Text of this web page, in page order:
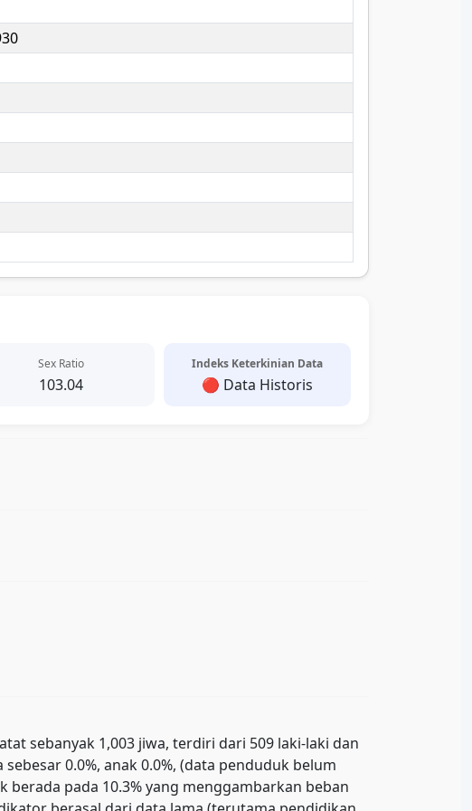
Sex Ratio
103.04
Indeks Keterkinian Data
🔴 Data Historis
sebanyak 1,003 jiwa, terdiri dari 509 laki-laki dan
0.0%, anak 0.0%, (data penduduk belum
pada 10.3% yang menggambarkan beban